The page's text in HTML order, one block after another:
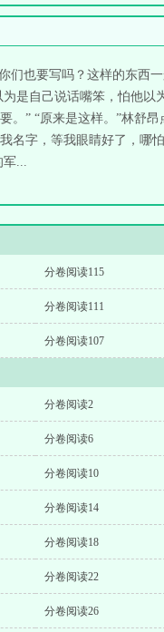
们也要写吗？这样的东西
是自己说话嘴笨，怕他
。” “原来是这样。”林舒
名字，等我眼睛好了，哪
军...
分卷阅读115
分卷阅读111
分卷阅读107
分卷阅读2
分卷阅读6
分卷阅读10
分卷阅读14
分卷阅读18
分卷阅读22
分卷阅读26